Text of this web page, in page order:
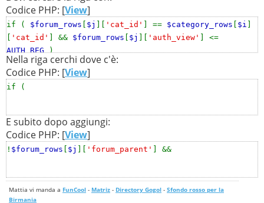
#
#-----[ IN-LINE FIND
#
#
#-----[ IN-LINE AFTER, ADD
#
!$forum_rows[$j]['forum_parent'] &&
Codice PHP: [View]
if ( $forum_rows $j 'cat_id' ] == $category_rows $i
'cat_id' ] && $forum_rows $j 'auth_view'
] <=
AUTH_REG)
Nella riga cerchi dove c'è:
Codice PHP: [View]
if (
E subito dopo aggiungi:
Codice PHP: [View]
! $forum_rows $j 'forum_parent' ] &&
Mattia vi manda a FunCool - Matriz - Directory Gogol - Sfondo rosso per la
Birmania